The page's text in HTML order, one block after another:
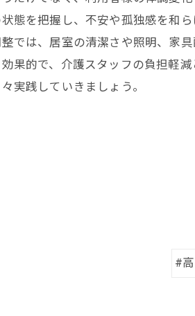
態を把握し、不安や孤独感を和
では、居室の清潔さや照明、家
果的で、介護スタッフの負担軽
実践していきましょう。
#